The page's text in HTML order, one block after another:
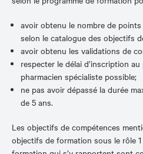
avoir obtenu le nombre de
selon le catalogue des objectifs
avoir obtenu les validations de
respecter le délai d’inscription
pharmacien spécialiste possible;
ne pas avoir dépassé la durée
de 5 ans.
Les objectifs de compétences
objectifs de formation sous le rôle